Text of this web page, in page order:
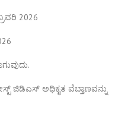
2026
ಜಿಡಿಎಸ್ ಅಧಿಕೃತ ವೆಬ್ತಾಣವನ್ನು